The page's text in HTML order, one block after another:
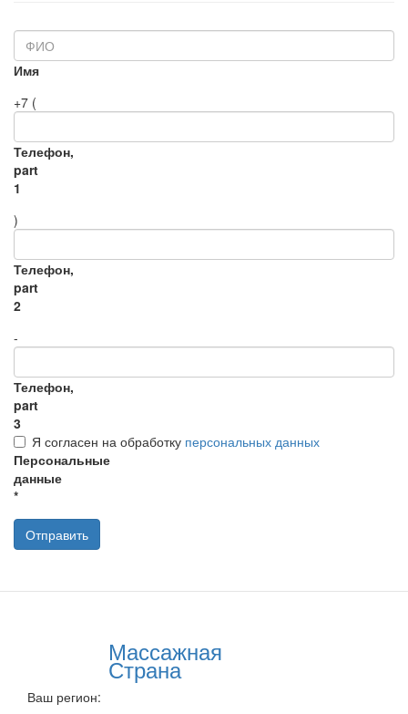
Имя
+7 (
Телефон,
part
1
)
Телефон,
part
2
-
Телефон,
part
3
Я согласен на обработку персональных данных
Персональные
данные
*
Отправить
Массажная
Страна
Ваш регион: